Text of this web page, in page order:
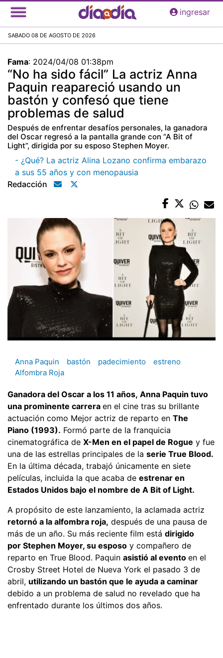
Pasar
al
principal
ingresar
SABADO 08 DE AGOSTO DE 2026
Fama: 2024/04/08 01:38pm
“No ha sido fácil” La actriz Anna
Paquin reapareció usando un
bastón y confesó que tiene
problemas de salud
Después de enfrentar desafíos personales, la ganadora
del Oscar regresó a la pantalla grande con “A Bit of
Light”, dirigida por su esposo Stephen Moyer.
- ¿Qué? La actriz Alina Lozano confirma embarazo
a sus 55 años y con menopausia
Redacción
Anna Paquin bastón padecimiento
estreno
Alfombra Roja
Ganadora del Oscar a los 11 años, Anna Paquin tuvo
una prominente carrera en el cine tras su brillante
actuación como Mejor actriz de reparto en The
Piano (1993). Formó parte de la franquicia
cinematográfica de X-Men en el papel de Rogue y fue
una de las estrellas principales de la serie True Blood.
En la última década, trabajó únicamente en siete
películas, incluida la que acaba de estrenar en
Estados Unidos bajo el nombre de A Bit of Light.
A propósito de este lanzamiento, la aclamada actriz
retornó a la alfombra roja, después de una pausa de
más de un año. Su más reciente film está dirigido
por Stephen Moyer, su esposo y compañero de
reparto en True Blood. Paquin asistió al evento en el
Crosby Street Hotel de Nueva York el pasado 3 de
abril, utilizando un bastón que le ayuda a caminar
debido a un problema de salud no revelado que ha
enfrentado durante los últimos dos años.